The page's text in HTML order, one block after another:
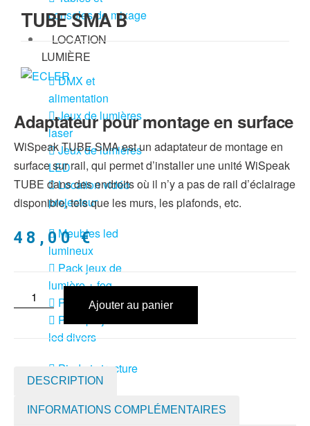
consoles de mixage
LOCATION
LUMIÈRE
DMX et
alimentation
Jeux de lumières
laser
Jeux de lumières
LED
Location vidéo
projecteur
Meubles led
lumineux
Pack jeux de
lumière + fog
Pack lyres led
Pack projecteurs
led divers
Pied et structure
Poursuite
Projecteurs led
TUBE SMA B
Adaptateur pour montage en surface
WiSpeak TUBE SMA est un adaptateur de montage en
surface sur rail, qui permet d’installer une unité WiSpeak
TUBE dans des endroits où il n’y a pas de rail d’éclairage
disponible, tels que les murs, les plafonds, etc.
48,00€
Ajouter au panier
DESCRIPTION
INFORMATIONS COMPLÉMENTAIRES